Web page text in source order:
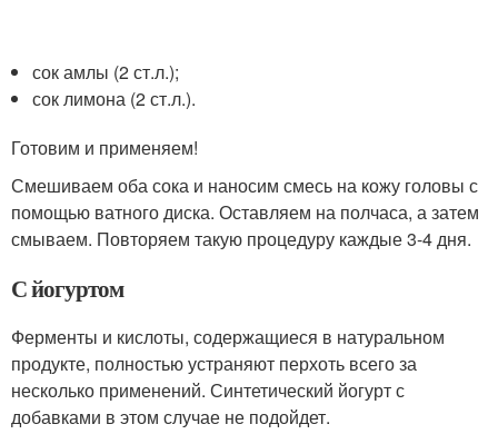
сок амлы (2 ст.л.);
сок лимона (2 ст.л.).
Готовим и применяем!
Смешиваем оба сока и наносим смесь на кожу головы с
помощью ватного диска. Оставляем на полчаса, а затем
смываем. Повторяем такую процедуру каждые 3-4 дня.
С йогуртом
Ферменты и кислоты, содержащиеся в натуральном
продукте, полностью устраняют перхоть всего за
несколько применений. Синтетический йогурт с
добавками в этом случае не подойдет.